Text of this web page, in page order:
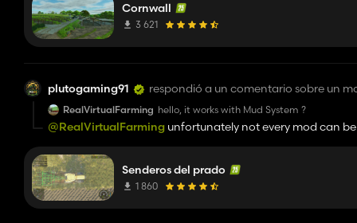
Cornwall
3 621
plutogaming91 respondió a un comentario sobre un
RealVirtualFarming hello, it works with Mud System ?
@RealVirtualFarming unfortunately not every mod can
Senderos del prado
1 860